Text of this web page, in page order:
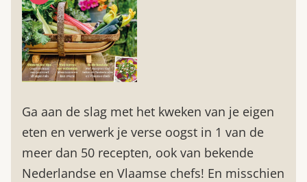
Ga aan de slag met het kweken van je eigen
eten en verwerk je verse oogst in 1 van de
meer dan 50 recepten, ook van bekende
Nederlandse en Vlaamse chefs! En misschien